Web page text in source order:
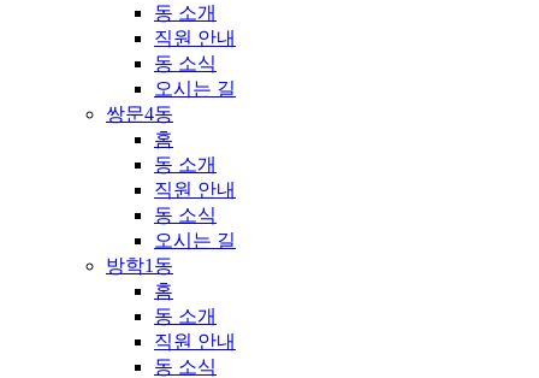
동 소개
직원 안내
동 소식
오시는 길
쌍문4동
홈
동 소개
직원 안내
동 소식
오시는 길
방학1동
홈
동 소개
직원 안내
동 소식